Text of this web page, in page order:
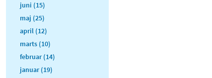
juni (15)
maj (25)
april (12)
marts (10)
februar (14)
januar (19)